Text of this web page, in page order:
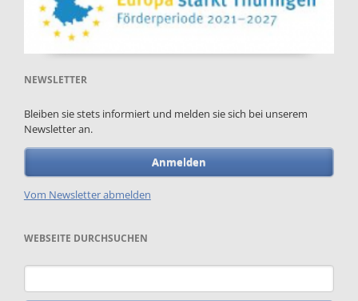
NEWSLETTER
Bleiben sie stets informiert und melden sie sich bei unserem
Newsletter an.
Anmelden
Vom Newsletter abmelden
WEBSEITE DURCHSUCHEN
Keywords